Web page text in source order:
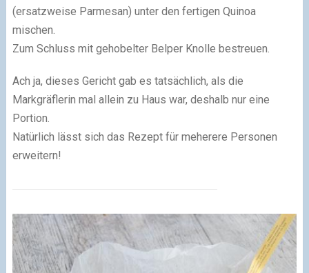
(ersatzweise Parmesan) unter den fertigen Quinoa
mischen.
Zum Schluss mit gehobelter Belper Knolle bestreuen.
Ach ja, dieses Gericht gab es tatsächlich, als die
Markgräflerin mal allein zu Haus war, deshalb nur eine
Portion.
Natürlich lässt sich das Rezept für meherere Personen
erweitern!